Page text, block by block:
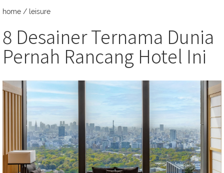
home / leisure
8 Desainer Ternama Dunia
Pernah Rancang Hotel Ini